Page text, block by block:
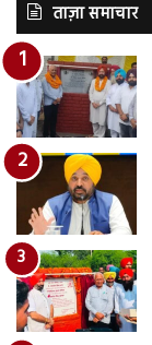
ताज़ा समाचार